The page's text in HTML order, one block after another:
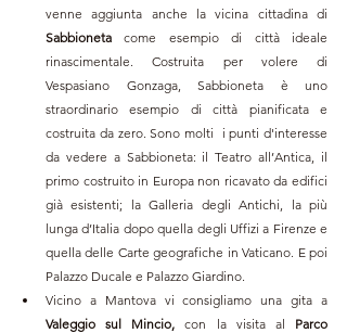
Sabbioneta come esempio di città ideale
rinascimentale. Costruita per volere di
Vespasiano Gonzaga, Sabbioneta è uno
straordinario esempio di città pianificata e
costruita da zero. Sono molti  i punti d'interesse
da vedere a Sabbioneta: il Teatro all’Antica, il
primo costruito in Europa non ricavato da edifici
già esistenti; la Galleria degli Antichi, la più
lunga d’Italia dopo quella degli Uffizi a Firenze e
quella delle Carte geografiche in Vaticano . E poi
Palazzo Ducale e Palazzo Giardino.
Valeggio sul Mincio, con la visita al Parco